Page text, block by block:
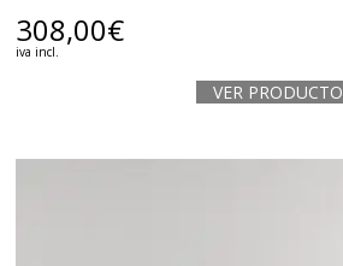
308,00€
iva incl.
VER PRODUCTO